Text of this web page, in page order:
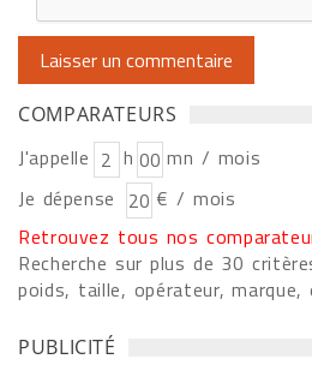
COMPARATEURS
J'appelle h
mn / mois
Je dépense
€ / mois
Retrouvez tous nos
Recherche sur plus de 30
poids, taille, opérateur, marque,
PUBLICITÉ